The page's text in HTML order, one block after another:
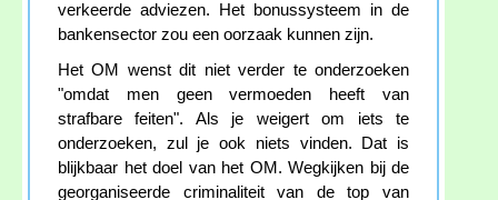
verkeerde adviezen. Het bonussysteem in de
bankensector zou een oorzaak kunnen zijn.
Het OM wenst dit niet verder te onderzoeken
"omdat men geen vermoeden heeft van
strafbare feiten". Als je weigert om iets te
onderzoeken, zul je ook niets vinden. Dat is
blijkbaar het doel van het OM. Wegkijken bij de
georganiseerde criminaliteit van de top van